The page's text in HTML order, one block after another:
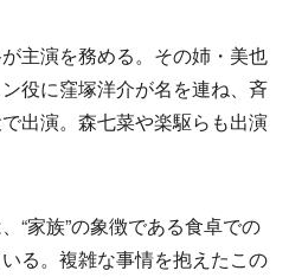
主演を務める。その姉・美也
役に窪塚洋介が名を連ね、斉
出演。森七菜や楽駆らも出演
“家族”の象徴である食卓での
る。複雑な事情を抱えたこの